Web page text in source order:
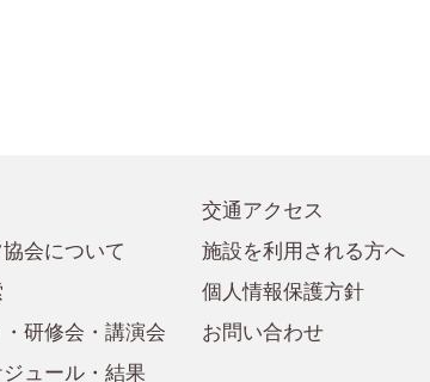
会について
研修会・講演会
ュール・結果
交通アクセス
施設を利用される方へ
個人情報保護方針
お問い合わせ